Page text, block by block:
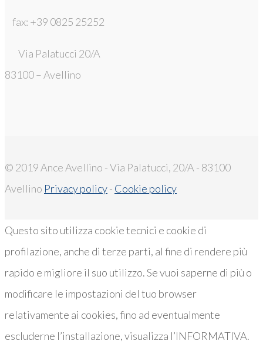
fax: +39 0825 25252
Via Palatucci 20/A
83100 – Avellino
© 2019 Ance Avellino - Via Palatucci, 20/A - 83100
Avellino Privacy policy- Cookie policy
Questo sito utilizza cookie tecnici e cookie di
profilazione, anche di terze parti, al fine di rendere più
rapido e migliore il suo utilizzo. Se vuoi saperne di più o
modificare le impostazioni del tuo browser
relativamente ai cookies, fino ad eventualmente
escluderne l’installazione, visualizza l’INFORMATIVA.